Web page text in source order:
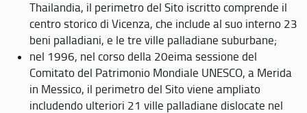
Thailandia, il perimetro del Sito iscritto comprende il
centro storico di Vicenza, che include al suo interno 23
beni palladiani, e le tre ville palladiane suburbane;
nel 1996, nel corso della 20eima sessione del
Comitato del Patrimonio Mondiale UNESCO, a Merida
in Messico, il perimetro del Sito viene ampliato
includendo ulteriori 21 ville palladiane dislocate nel